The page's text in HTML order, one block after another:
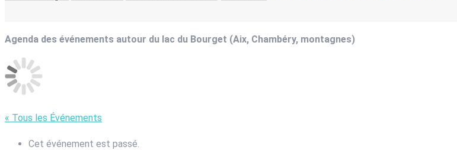
Agenda des événements autour du lac du Bourget (Aix, Chambéry, montagnes)
« Tous les Événements
Cet événement est passé.